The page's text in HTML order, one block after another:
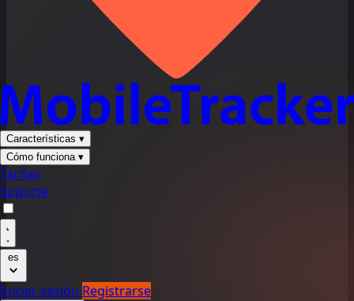
Características ▾
Cómo funciona ▾
Tarifas
Soporte
es
Iniciar sesión Registrarse